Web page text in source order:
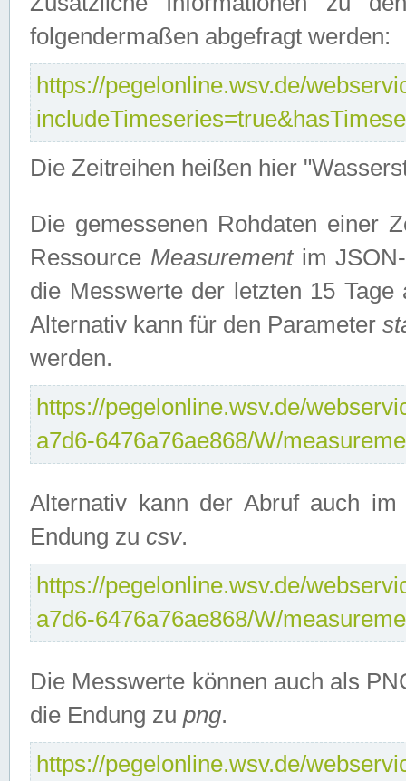
folgendermaßen abgefragt werden:
https://pegelonline.wsv.de/
Die Zeitreihen heißen hier
Die gemessenen Rohdaten einer
Ressource Measurementim JSON-
die Messwerte der letzten 15
Alternativ kann für den Parameter
werden.
https://pegelonline.wsv.de/
a7d6-6476a76ae868/W/
Alternativ kann der Abruf auch
Endung zu csv.
https://pegelonline.wsv.de/
a7d6-6476a76ae868/W/
Die Messwerte können auch als
die Endung zu png.
https://pegelonline.wsv.de/